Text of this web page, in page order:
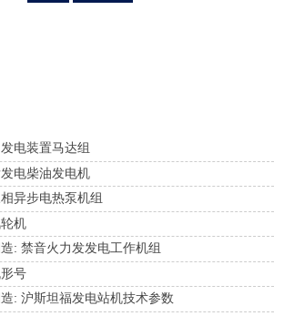
电装置马达组
电柴油发电机
异步电热泵机组
机
: 禁音火力发发电工作机组
号
: 沪斯坦福发电站机技术参数